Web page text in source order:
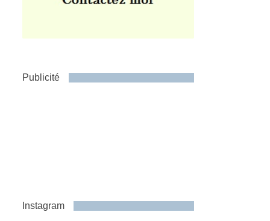
Publicité
Instagram